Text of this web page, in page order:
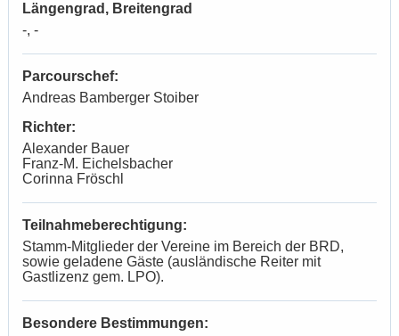
Längengrad, Breitengrad
-, -
Parcourschef:
Andreas Bamberger Stoiber
Richter:
Alexander Bauer
Franz-M. Eichelsbacher
Corinna Fröschl
Teilnahmeberechtigung:
Stamm-Mitglieder der Vereine im Bereich der BRD,
sowie geladene Gäste (ausländische Reiter mit
Gastlizenz gem. LPO).
Besondere Bestimmungen: